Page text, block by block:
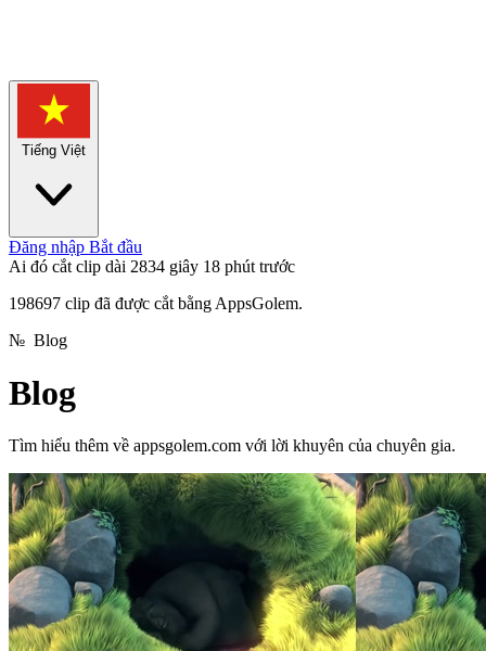
Tiếng Việt
Đăng nhập Bắt đầu
Ai đó cắt clip dài 2834 giây 18 phút trước
198697 clip đã được cắt bằng AppsGolem.
№ Blog
Blog
Tìm hiểu thêm về appsgolem.com với lời khuyên của chuyên gia.